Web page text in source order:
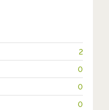
2
0
0
0